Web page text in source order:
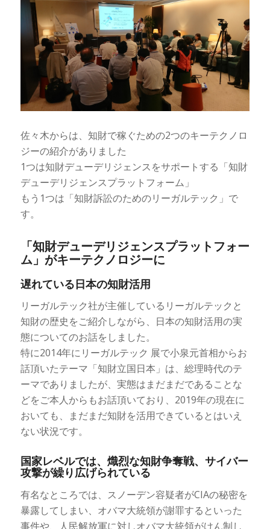
佐々木からは、知財で稼ぐための2つのキーテクノロ
ジーの紹介がありました
1つは知財デューデリジェンスをサポートする「知財
デューデリジェンスプラットフォーム」
もう1つは「知財訴訟のためのリーガルテック」で
す。
「知財デューデリジェンスプラットフォー
ム」がキーテクノロジーに
遅れている日本の知財活用
リーガルテック社が主催しているリーガルテックと
知財の歴史をご紹介しながら、日本の知財活用の実
態についてのお話をしました。
特に2014年にリーガルテック 展で小泉元首相からお
話頂いたテーマ「知財立国日本」は、総理時代のテ
ーマでありましたが、実態はまだまだであることな
どをご本人からもお話頂いており、2019年の現在に
おいても、まだまだ知財を活用できているとはいえ
ない状況です。
国家レベルでは、熾烈な知財争奪戦、サイバー
攻撃が繰り広げられている
有名なところでは、スノーデン容疑者がCIAの秘密を
暴露してしまい、オバマ大統領が謝罪するといった
事件や、人民解放軍に対しオバマ大統領がけん制し